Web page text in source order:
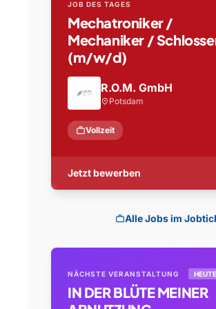
JOB DES TAGES
Mechatroniker /
Mechaniker /
(m/w/d)
R.O.M. GmbH
location_on Potsdam
workVollzeit
Jetzt bewerben
workAlle Jobs im
NÄCHSTE VERANSTALTUNG HEUTE
IN DER BLÜTE MEINER